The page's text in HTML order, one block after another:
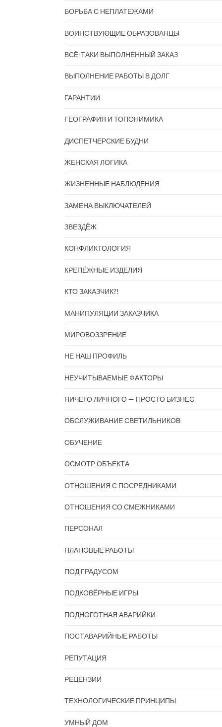
БОРЬБА С НЕПЛАТЕЖАМИ
ВОИНСТВУЮЩИЕ ОБРАЗОВАНЦЫ
ВСЁ-ТАКИ ВЫПОЛНЕННЫЙ ЗАКАЗ
ВЫПОЛНЕНИЕ РАБОТЫ В ДОЛГ
ГАРАНТИИ
ГЕОГРАФИЯ И ТОПОНИМИКА
ДИСПЕТЧЕРСКИЕ БУДНИ
ЖЕНСКАЯ ЛОГИКА
ЖИЗНЕННЫЕ НАБЛЮДЕНИЯ
ЗАМЕНА ВЫКЛЮЧАТЕЛЕЙ
ЗВЕЗДЁЖ
КОНФЛИКТОЛОГИЯ
КРЕПЁЖНЫЕ ИЗДЕЛИЯ
КТО ЗАКАЗЧИК?!
МАНИПУЛЯЦИИ ЗАКАЗЧИКА
МИРОВОЗЗРЕНИЕ
НЕ НАШ ПРОФИЛЬ
НЕУЧИТЫВАЕМЫЕ ФАКТОРЫ
НИЧЕГО ЛИЧНОГО — ПРОСТО БИЗНЕС
ОБСЛУЖИВАНИЕ СВЕТИЛЬНИКОВ
ОБУЧЕНИЕ
ОСМОТР ОБЪЕКТА
ОТНОШЕНИЯ С ПОСРЕДНИКАМИ
ОТНОШЕНИЯ СО СМЕЖНИКАМИ
ПЕРСОНАЛ
ПЛАНОВЫЕ РАБОТЫ
ПОД ГРАДУСОМ
ПОДКОВЁРНЫЕ ИГРЫ
ПОДНОГОТНАЯ АВАРИЙКИ
ПОСТАВАРИЙНЫЕ РАБОТЫ
РЕПУТАЦИЯ
РЕЦЕНЗИИ
ТЕХНОЛОГИЧЕСКИЕ ПРИНЦИПЫ
УМНЫЙ ДОМ